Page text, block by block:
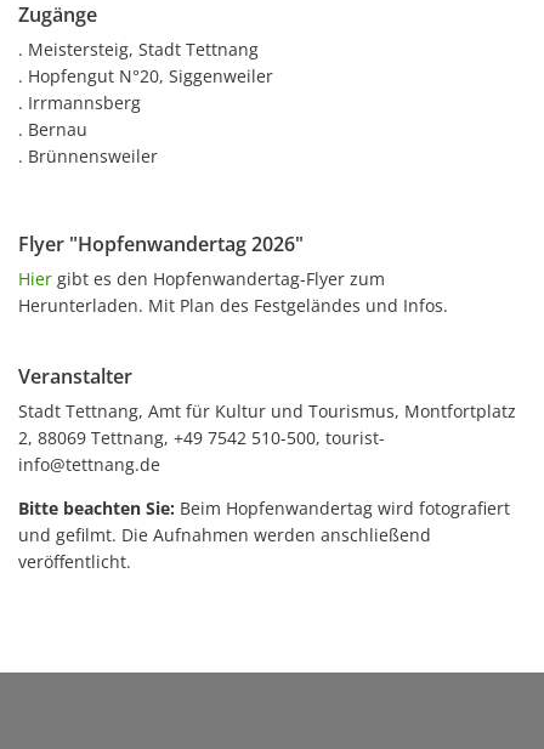
Zugänge
. Meistersteig, Stadt Tettnang
. Hopfengut N°20, Siggenweiler
. Irrmannsberg
. Bernau
. Brünnensweiler
Flyer "Hopfenwandertag 2026"
Hier gibt es den Hopfenwandertag-Flyer zum
Herunterladen. Mit Plan des Festgeländes und Infos.
Veranstalter
Stadt Tettnang, Amt für Kultur und Tourismus, Montfortplatz
2, 88069 Tettnang, +49 7542 510-500, tourist-
info@tettnang.de
Bitte beachten Sie: Beim Hopfenwandertag wird fotografiert
und gefilmt. Die Aufnahmen werden anschließend
veröffentlicht.